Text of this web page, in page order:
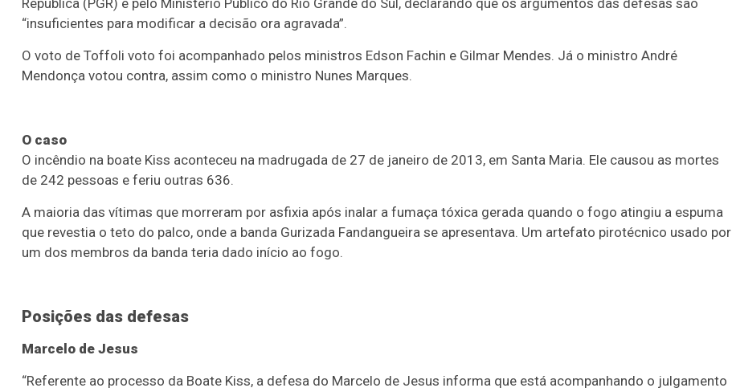
República (PGR) e pelo Ministério Público do Rio Grande do Sul, declarando que os argumentos das defesas são
“insuficientes para modificar a decisão ora agravada”.
O voto de Toffoli voto foi acompanhado pelos ministros Edson Fachin e Gilmar Mendes. Já o ministro André
Mendonça votou contra, assim como o ministro Nunes Marques.
O caso
O incêndio na boate Kiss aconteceu na madrugada de 27 de janeiro de 2013, em Santa Maria. Ele causou as mortes
de 242 pessoas e feriu outras 636.
A maioria das vítimas que morreram por asfixia após inalar a fumaça tóxica gerada quando o fogo atingiu a espuma
que revestia o teto do palco, onde a banda Gurizada Fandangueira se apresentava. Um artefato pirotécnico usado por
um dos membros da banda teria dado início ao fogo.
Posições das defesas
Marcelo de Jesus
“Referente ao processo da Boate Kiss, a defesa do Marcelo de Jesus informa que está acompanhando o julgamento